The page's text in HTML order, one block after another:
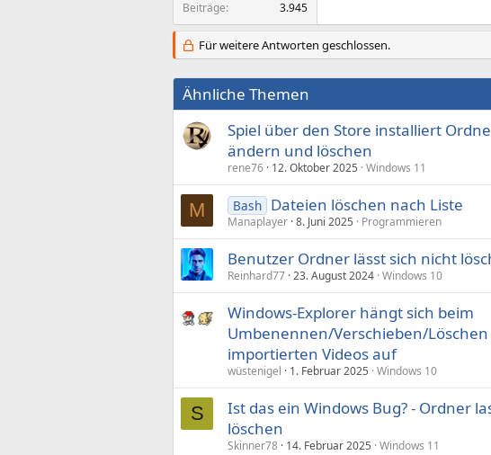
Beiträge
3.945
Für weitere Antworten geschlossen.
Ähnliche Themen
Spiel über den Store installiert
ändern und löschen
rene76 12. Oktober 2025 Windows 11
M Bash Dateien löschen nach Liste
Manaplayer 8. Juni 2025 Programmieren
Benutzer Ordner lässt sich nicht
Reinhard77 23. August 2024 Windows 10
Windows-Explorer hängt sich beim
Umbenennen/Verschieben/
importierten Videos auf
wüstenigel 1. Februar 2025 Windows 10
S
Ist das ein Windows Bug? - Ordner
löschen
Skinner78 14. Februar 2025 Windows 11